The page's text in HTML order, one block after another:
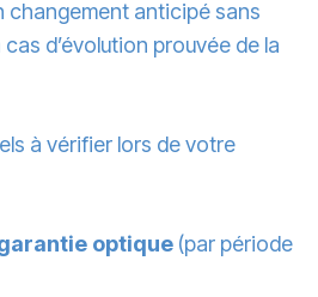
changement anticipé sans
d’évolution prouvée de la
à vérifier lors de votre
optique (par période